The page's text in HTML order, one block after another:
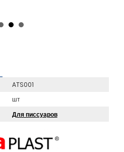
ATS001
шт
Для писсуаров